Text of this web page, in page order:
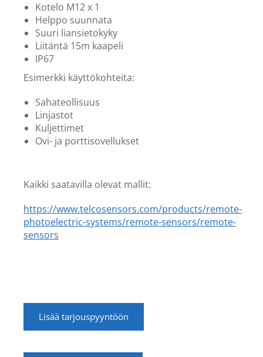
Kotelo M12 x 1
Helppo suunnata
Suuri liansietokyky
Liitäntä 15m kaapeli
IP67
Esimerkki käyttökohteita:
Sahateollisuus
Linjastot
Kuljettimet
Ovi- ja porttisovellukset
Kaikki saatavilla olevat mallit:
https://www.telcosensors.com/products/remote-
photoelectric-systems/remote-sensors/remote-
sensors
Lisää tarjouspyyntöön